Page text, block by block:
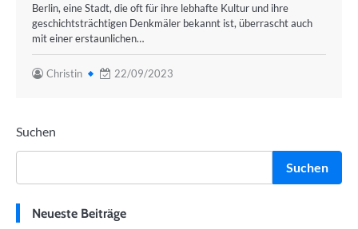
Berlin, eine Stadt, die oft für ihre lebhafte Kultur und ihre
geschichtsträchtigen Denkmäler bekannt ist, überrascht auch
mit einer erstaunlichen…
Christin 22/09/2023
Suchen
Suchen
Neueste Beiträge